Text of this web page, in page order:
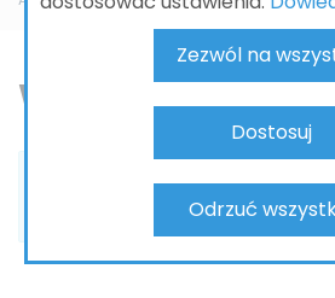
Zezwól na
Dostosuj
Odrzuć
Wylewka
Nie możemy odnaleźć pasujących